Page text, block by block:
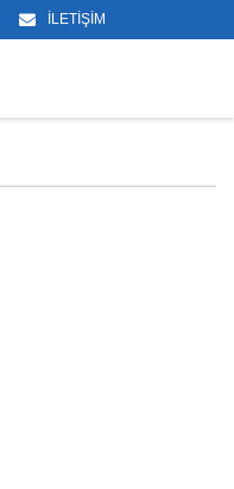
İLETİŞİM